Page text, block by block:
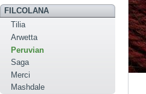
FILCOLANA
Tilia
Arwetta
Peruvian
Saga
Merci
Mashdale